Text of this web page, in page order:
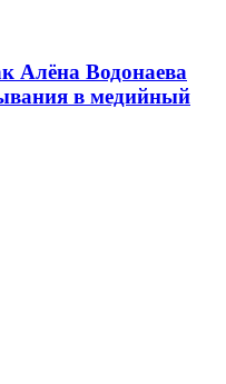
Алёна Водонаева
в медийный